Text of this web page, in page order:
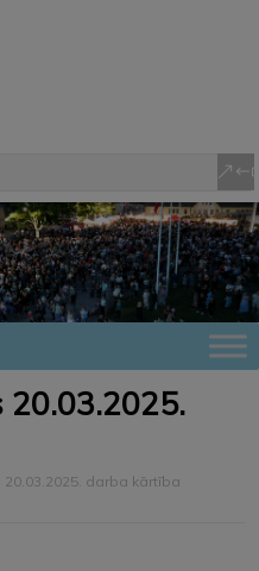
20.03.2025.
darba kārtība